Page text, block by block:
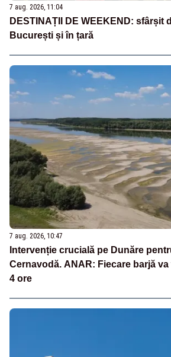
7 aug. 2026, 11:04
DESTINAȚII DE WEEKEND: sfârșit
București și în țară
7 aug. 2026, 10:47
Intervenție crucială pe Dunăre
Cernavodă. ANAR: Fiecare barjă
4 ore